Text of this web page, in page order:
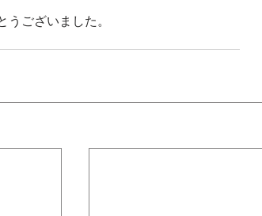
ございました。